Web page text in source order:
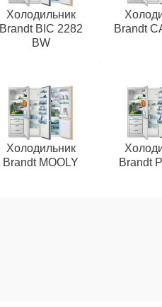
Холодильник
Brandt BIC 2282
BW
Brandt
Холодильник
Brandt MOOLY
Brandt